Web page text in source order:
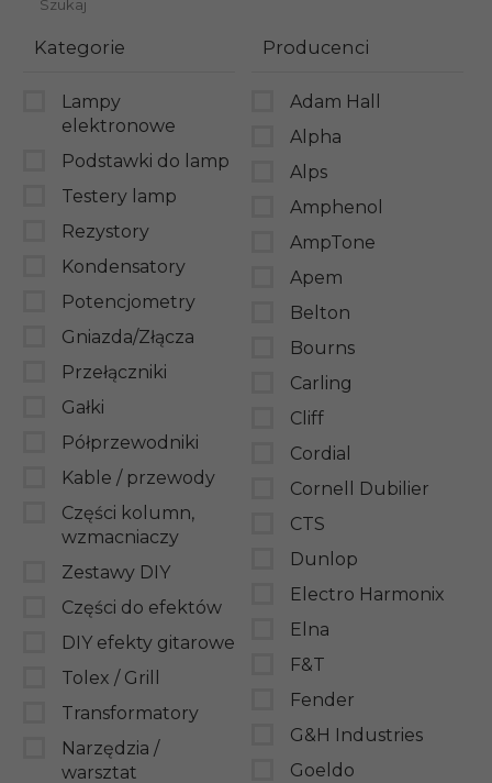
Kategorie
Lampy
elektronowe
Podstawki do lamp
Testery lamp
Rezystory
Kondensatory
Potencjometry
Gniazda/Złącza
Przełączniki
Gałki
Półprzewodniki
Kable / przewody
Części kolumn,
wzmacniaczy
Zestawy DIY
Części do efektów
DIY efekty gitarowe
Tolex / Grill
Transformatory
Narzędzia /
warsztat
Producenci
Adam Hall
Alpha
Alps
Amphenol
AmpTone
Apem
Belton
Bourns
Carling
Cliff
Cordial
Cornell Dubilier
CTS
Dunlop
Electro Harmonix
Elna
F&T
Fender
G&H Industries
Goeldo